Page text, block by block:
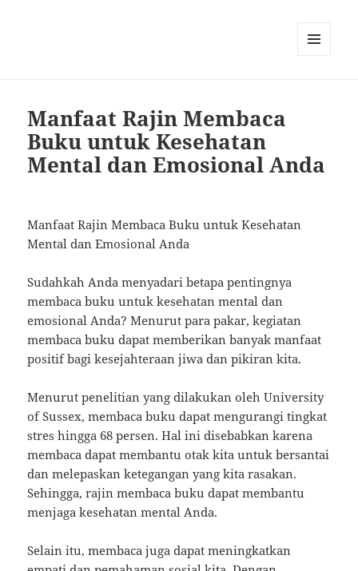
Manfaat Rajin Membaca
Buku untuk Kesehatan
Mental dan Emosional Anda
Manfaat Rajin Membaca Buku untuk Kesehatan
Mental dan Emosional Anda
Sudahkah Anda menyadari betapa pentingnya
membaca buku untuk kesehatan mental dan
emosional Anda? Menurut para pakar, kegiatan
membaca buku dapat memberikan banyak manfaat
positif bagi kesejahteraan jiwa dan pikiran kita.
Menurut penelitian yang dilakukan oleh University
of Sussex, membaca buku dapat mengurangi tingkat
stres hingga 68 persen. Hal ini disebabkan karena
membaca dapat membantu otak kita untuk bersantai
dan melepaskan ketegangan yang kita rasakan.
Sehingga, rajin membaca buku dapat membantu
menjaga kesehatan mental Anda.
Selain itu, membaca juga dapat meningkatkan